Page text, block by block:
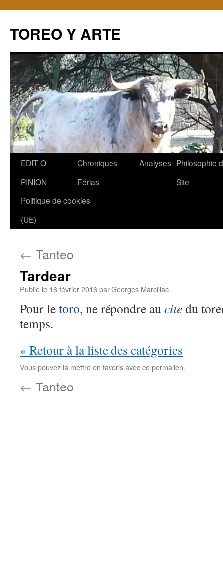
TOREO Y ARTE
Aller
contenu
EDIT O
PINION
Chroniques
Férias
Analyses Philosophie
Site
Politique de cookies
(UE)
← Tanteo
Tardear
Publié le 16 février 2016parGeorges Marcillac
Pour letoro, ne répondre au citedu
temps.
« Retour à la liste des catégories
Vous pouvez la mettre en favoris avecce permalien.
← Tanteo